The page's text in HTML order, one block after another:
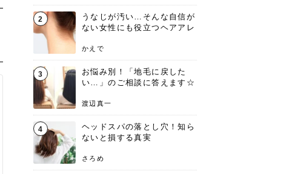
2
うなじが汚い…そんな自信が
ない女性にも役立つヘアアレ
かえで
3
お悩み別！「地毛に戻した
い…」のご相談に答えます☆
渡辺真一
4
ヘッドスパの落とし穴！知ら
ないと損する真実
さろめ